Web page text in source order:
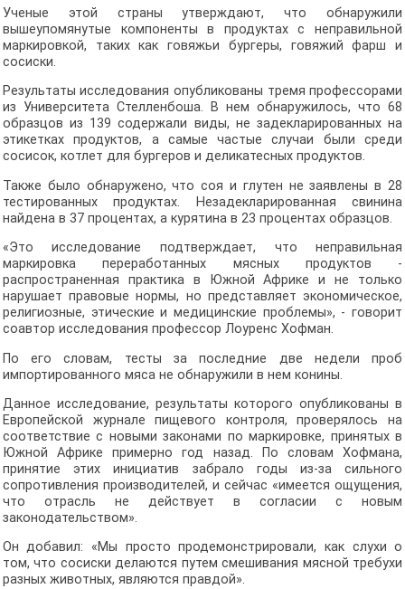
Ученые этой страны утверждают, что обнаружили
вышеупомянутые компоненты в продуктах с неправильной
маркировкой, таких как говяжьи бургеры, говяжий фарш и
сосиски.
Результаты исследования опубликованы тремя профессорами
из Университета Стелленбоша. В нем обнаружилось, что 68
образцов из 139 содержали виды, не задекларированных на
этикетках продуктов, а самые частые случаи были среди
сосисок, котлет для бургеров и деликатесных продуктов.
Также было обнаружено, что соя и глутен не заявлены в 28
тестированных продуктах. Незадекларированная свинина
найдена в 37 процентах, а курятина в 23 процентах образцов.
«Это исследование подтверждает, что неправильная
маркировка переработанных мясных продуктов -
распространенная практика в Южной Африке и не только
нарушает правовые нормы, но представляет экономическое,
религиозные, этические и медицинские проблемы», - говорит
соавтор исследования профессор Лоуренс Хофман.
По его словам, тесты за последние две недели проб
импортированного мяса не обнаружили в нем конины.
Данное исследование, результаты которого опубликованы в
Европейской журнале пищевого контроля, проверялось на
соответствие с новыми законами по маркировке, принятых в
Южной Африке примерно год назад. По словам Хофмана,
принятие этих инициатив забрало годы из-за сильного
сопротивления производителей, и сейчас «имеется ощущения,
что отрасль не действует в согласии с новым
законодательством».
Он добавил: «Мы просто продемонстрировали, как слухи о
том, что сосиски делаются путем смешивания мясной требухи
разных животных, являются правдой».